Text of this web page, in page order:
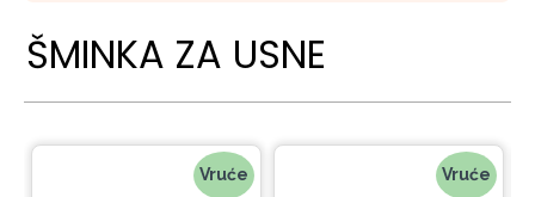
ŠMINKA ZA USNE
Vruće Vruće